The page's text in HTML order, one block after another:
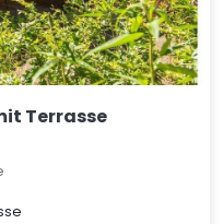
Terrasse